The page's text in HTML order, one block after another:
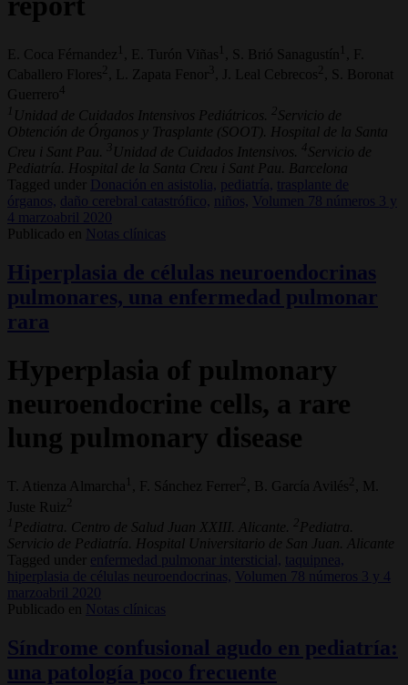
E. Coca Férnandez 1 , E. Turón Viñas 1 , S. Brió Sanagustín 1
, F.
Caballero Flores
, L. Zapata Fenor 3 , J. Leal Cebrecos
, S. Boronat
Guerrero4
1 Unidad de Cuidados Intensivos Pediátricos. 2 Servicio de
Obtención de Órganos y Trasplante (SOOT). Hospital de la Santa
Creu i Sant Pau.
3 Unidad de Cuidados Intensivos. 4 Servicio de
Pediatría. Hospital de la Santa Creu i Sant Pau. Barcelona
Tagged under
Donación en asistolia, pediatría, trasplante de
órganos, daño cerebral catastrófico, niños,
Volumen 78 números 3 y
4 marzoabril 2020
Publicado en
Notas clínicas
Hiperplasia de células neuroendocrinas
pulmonares, una enfermedad pulmonar
rara
Hyperplasia of pulmonary
neuroendocrine cells, a rare
lung pulmonary disease
T. Atienza Almarcha 1 , F. Sánchez Ferrer , B. García Avilés
, M.
Juste Ruiz
1 Pediatra. Centro de Salud Juan XXIII. Alicante. 2 Pediatra.
Servicio de Pediatría. Hospital Universitario de San Juan. Alicante
Tagged under
enfermedad pulmonar intersticial,
taquipnea,
hiperplasia de células neuroendocrinas,
Volumen 78 números 3 y 4
marzoabril 2020
Publicado en
Notas clínicas
Síndrome confusional agudo en pediatría:
una patología poco frecuente